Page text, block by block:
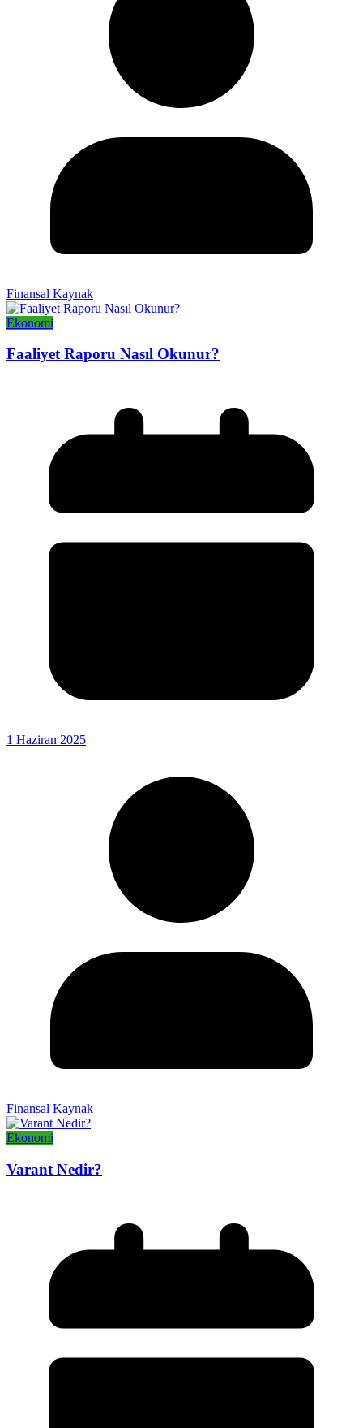
Finansal Kaynak
Ekonomi
Faaliyet Raporu Nasıl Okunur?
1 Haziran 2025
Finansal Kaynak
Ekonomi
Varant Nedir?